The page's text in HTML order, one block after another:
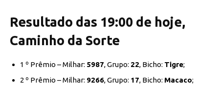
Resultado das 19:00 de hoje,
Caminho da Sorte
1 º Prêmio – Milhar: 5987, Grupo: 22, Bicho: Tigre;
2 º Prêmio – Milhar: 9266, Grupo: 17, Bicho: Macaco;